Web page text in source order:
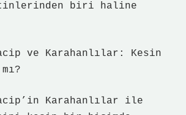
biri haline
ve Karahanlılar: Kesin
Karahanlılar ile